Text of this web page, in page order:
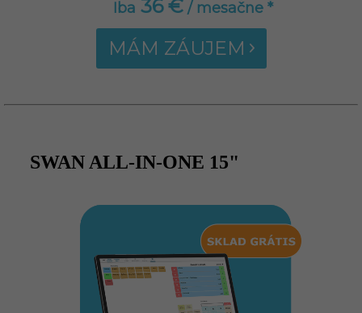
Iba 36 € / mesačne *
MÁM ZÁUJEM
SWAN ALL-IN-ONE 15"